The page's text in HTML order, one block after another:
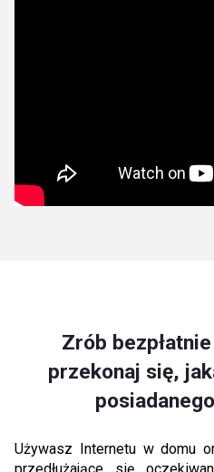
Zrób bezpłatnie
przekonaj się,
Używasz Internetu w domu